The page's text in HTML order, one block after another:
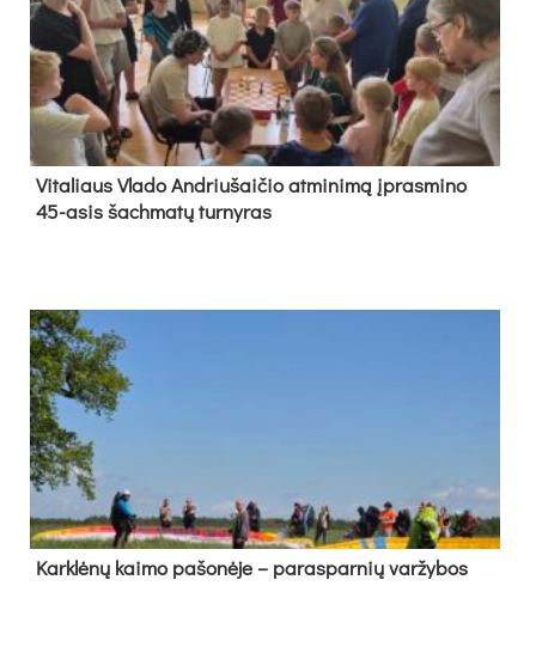
Vi­ta­liaus Vla­do And­riu­šai­čio at­mi­ni­mą įpras­mi­no
45-asis šach­ma­tų tur­ny­ras
Kark­lė­nų kai­mo pa­šo­nė­je – pa­ras­par­nių var­žy­bos